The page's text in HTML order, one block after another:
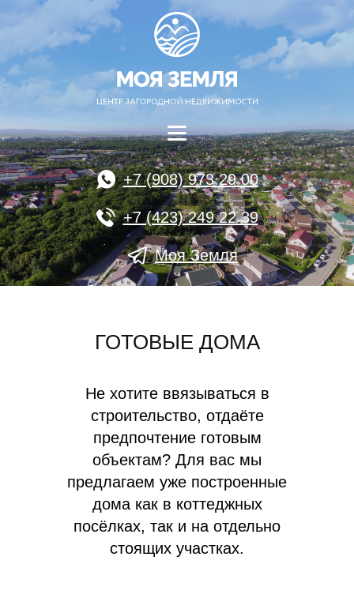
+7 (908) 973 29 00
+7 (423) 249 22 39
Моя Земля
ГОТОВЫЕ ДОМА
Не хотите ввязываться в
строительство, отдаёте
предпочтение готовым
объектам? Для вас мы
предлагаем уже построенные
дома как в коттеджных
посёлках, так и на отдельно
стоящих участках.